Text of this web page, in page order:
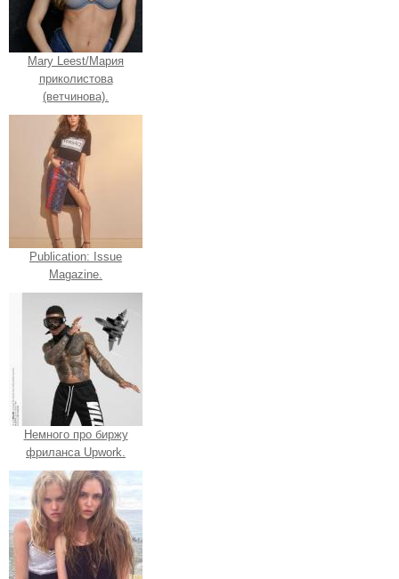
Mary Leest/Мария
приколистова
(ветчинова).
Publication: Issue
Magazine.
Немного про биржу
фриланса Upwork.